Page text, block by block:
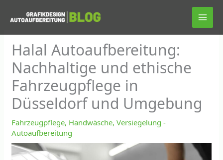
Inhalt
Halal Autoaufbereitung:
Nachhaltige und ethische
Fahrzeugpflege in
Düsseldorf und Umgebung
Fahrzeugpflege, Handwäsche, Versiegelung -
Autoaufbereitung